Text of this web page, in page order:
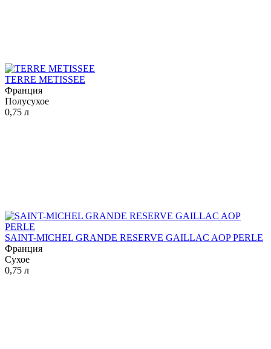
TERRE METISSEE
Франция
Полусухое
0,75 л
SAINT-MICHEL GRANDE RESERVE GAILLAC AOP PERLE
Франция
Сухое
0,75 л